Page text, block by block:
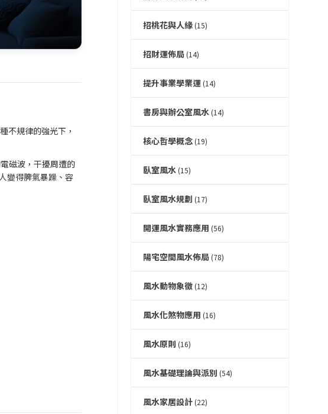
不規律的強光下，
磁波，干擾周遭的
變得脾氣暴躁、容
招桃花與人緣(15)
招財運佈局(14)
提升事業學業運(14)
書房與辦公室風水(14)
核心哲學概念(19)
臥室風水(15)
臥室風水規劃 (17)
開運風水實務應用 (56)
陽宅空間風水佈局(78)
風水動物象徵(12)
風水化煞物應用 (16)
風水原則 (16)
風水基礎理論與派別 (54)
風水家居設計(22)